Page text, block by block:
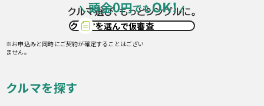
クルマを選んで仮審査
※お申込みと同時にご契約が確定することはござい
ません。
クルマを探す